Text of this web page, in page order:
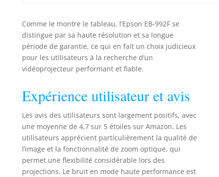
Comme le montre le tableau, l’Epson EB-992F se
distingue par sa haute résolution et sa longue
période de garantie, ce qui en fait un choix judicieux
pour les utilisateurs à la recherche d’un
vidéoprojecteur performant et fiable.
Expérience utilisateur et avis
Les avis des utilisateurs sont largement positifs, avec
une moyenne de 4,7 sur 5 étoiles sur Amazon. Les
utilisateurs apprécient particulièrement la qualité de
l’image et la fonctionnalité de zoom optique, qui
permet une flexibilité considérable lors des
projections. Le bruit en mode haute performance est